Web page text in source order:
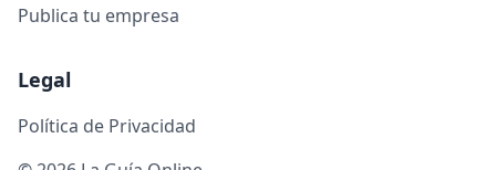
Publica tu empresa
Legal
Política de Privacidad